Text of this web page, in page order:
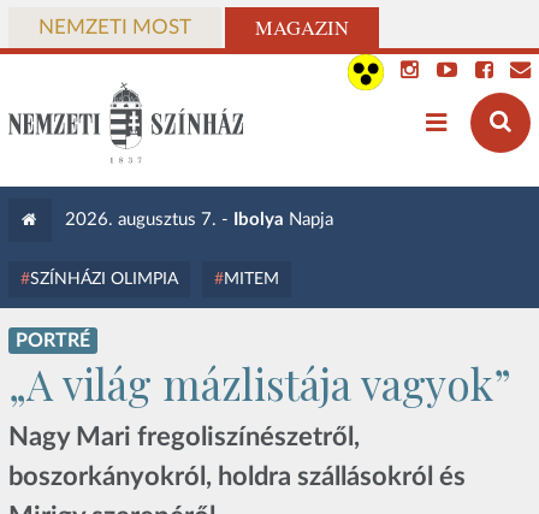
NEMZETI MOST MAGAZIN
2026. augusztus 7. - Ibolya Napja
SZÍNHÁZI OLIMPIA MITEM
PORTRÉ
„A világ mázlistája vagyok”
Nagy Mari fregoliszínészetről,
boszorkányokról, holdra szállásokról és